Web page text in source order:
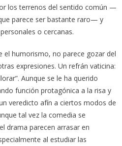
los terrenos del sentido común —
parece ser bastante raro— y
o cercanas.
el humorismo, no parece gozar del
expresiones. Un refrán vaticina:
Aunque se le ha querido
función protagónica a la risa y
veredicto afín a ciertos modos de
tal vez la comedia se
drama parecen arrasar en
al estudiar las